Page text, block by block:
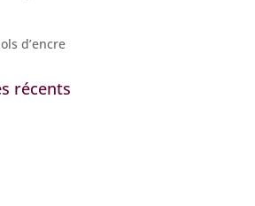
d’encre
récents